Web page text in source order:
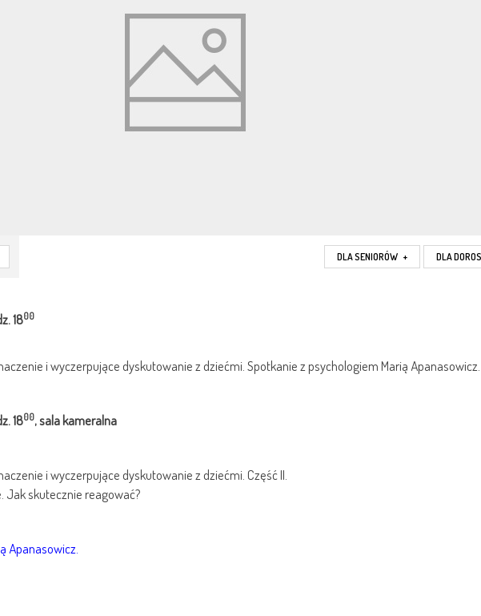
DLA
DLA SENIORÓW +
1800
i wyczerpujące dyskutowanie z dziećmi. Spotkanie z psychologiem Marią Apanasowicz.
1800, sala kameralna
i wyczerpujące dyskutowanie z dziećmi. Część II.
Jak skutecznie reagować?
Apanasowicz.